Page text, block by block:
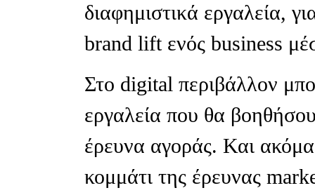
διαφημιστικά εργαλεία,
brand lift ενός business
Στο digital περιβάλλον
εργαλεία που θα
έρευνα αγοράς. Και
κομμάτι της έρευνας